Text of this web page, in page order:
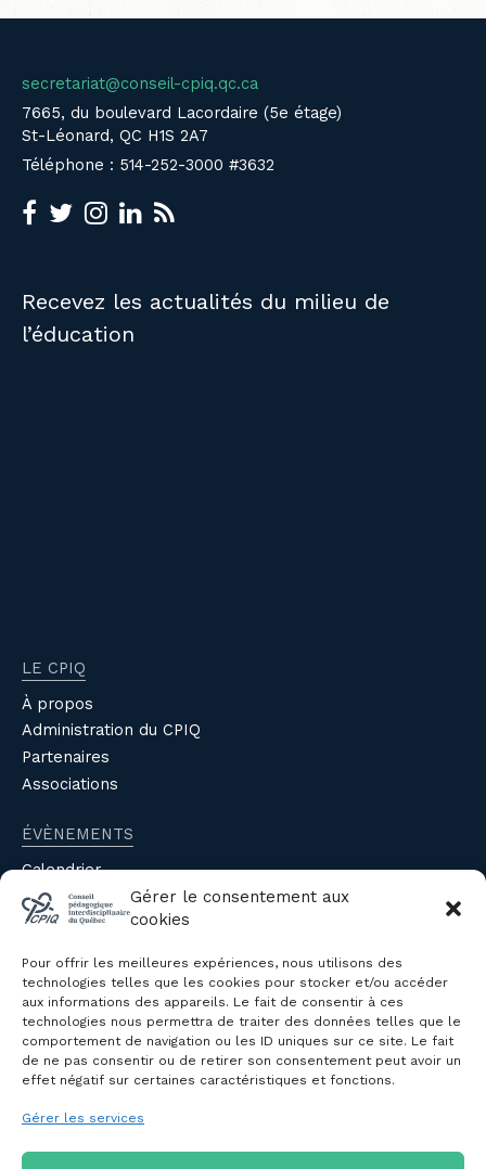
Gérer le consentement aux
cookies
Pour offrir les meilleures expériences, nous utilisons des
technologies telles que les cookies pour stocker et/ou accéder
aux informations des appareils. Le fait de consentir à ces
technologies nous permettra de traiter des données telles que le
comportement de navigation ou les ID uniques sur ce site. Le fait
de ne pas consentir ou de retirer son consentement peut avoir un
effet négatif sur certaines caractéristiques et fonctions.
Gérer les services
secretariat@conseil-cpiq.qc.ca
7665, du boulevard Lacordaire (5e étage)
St-Léonard, QC H1S 2A7
Téléphone : 514-252-3000 #3632
Recevez les actualités du milieu de
l’éducation
LE CPIQ
À propos
Administration du CPIQ
Partenaires
Associations
ÉVÈNEMENTS
Calendrier
Évènements du CPIQ
Revue
Avis et mémoires
Autres publications
NOUS JOINDRE
Politique de confidentialité des